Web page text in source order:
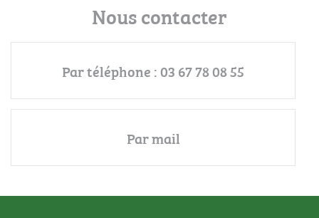
Nous contacter
Par téléphone : 03 67 78 08 55
Par mail